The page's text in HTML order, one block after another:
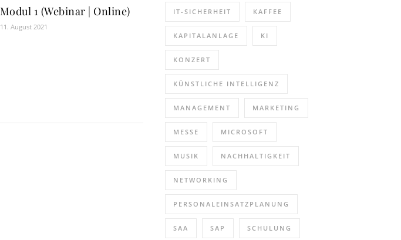
Modul 1 (Webinar | Online)
11. August 2021
IT-SICHERHEIT KAFFEE
KAPITALANLAGE KI
KONZERT
KÜNSTLICHE INTELLIGENZ
MANAGEMENT MARKETING
MESSE MICROSOFT
MUSIK NACHHALTIGKEIT
NETWORKING
PERSONALEINSATZPLANUNG
SAA SAP SCHULUNG